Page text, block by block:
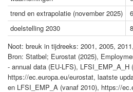
trend en extrapolatie (november 2025)
doelstelling 2030
Noot: breuk in tijdreeks: 2001, 2005,
Bron: Statbel; Eurostat (2025),
- annual data (EU-LFS), LFSI_EMP_A_H
https://ec.europa.eu/eurostat, laatste
en LFSI_EMP_A (vanaf 2010), https://